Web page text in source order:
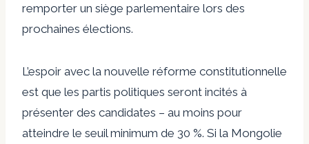
remporter un siège parlementaire lors des
prochaines élections.
L’espoir avec la nouvelle réforme constitutionnelle
est que les partis politiques seront incités à
présenter des candidates – au moins pour
atteindre le seuil minimum de 30 %. Si la Mongolie